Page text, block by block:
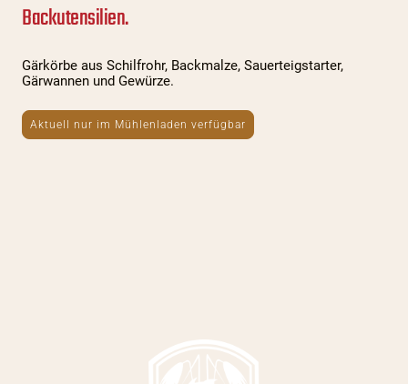
Backutensilien.
Gärkörbe aus Schilfrohr, Backmalze, Sauerteigstarter,
Gärwannen und Gewürze.
Aktuell nur im Mühlenladen verfügbar